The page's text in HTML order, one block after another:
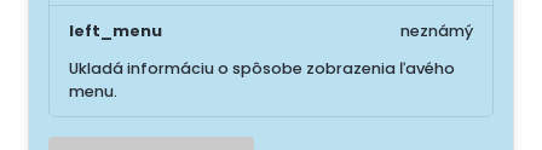
left_menu
Ukladá informáciu o spôsobe zobrazenia ľavého
menu.
neznámý